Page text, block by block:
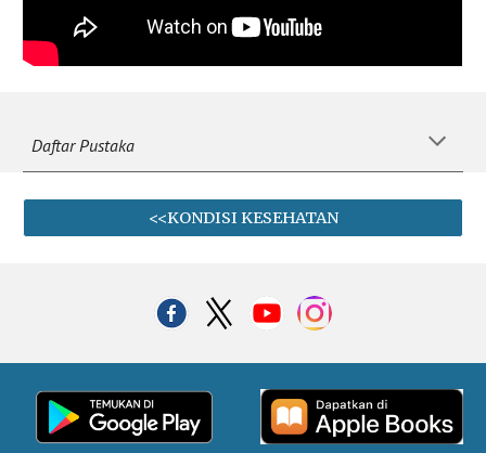
Daftar Pustaka
<<KONDISI KESEHATAN